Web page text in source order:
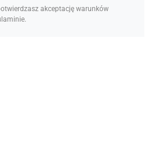
akceptację warunków